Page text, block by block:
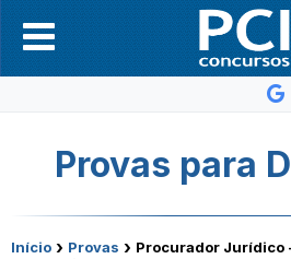
Provas para
Início › Provas › Procurador Jurídico